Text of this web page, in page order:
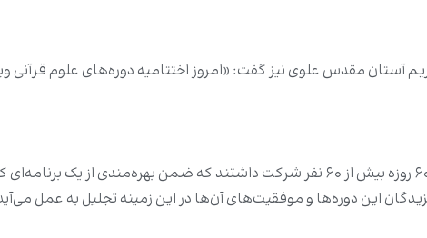
آستان مقدس علوی نیز گفت: «امروز اختتامیه دوره‌های علوم
محسن در ادامه خاطرنشان کرد: «در این دوره ۳۰ تا ۶۰ روزه بیش از ۶۰ نفر شرکت
این دوره‌ها و موفقیت‌های آن‌ها در این زمینه تجلیل به عمل